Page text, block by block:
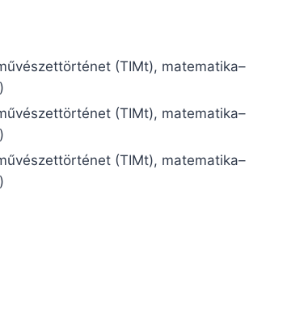
(TIMt), matematika–
(TIMt), matematika–
(TIMt), matematika–